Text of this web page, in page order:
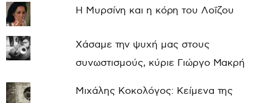
Η Μυρσίνη και η κόρη του Λοΐζου
Χάσαμε την ψυχή μας στους
συνωστισμούς, κύριε Γιώργο Μακρή
Μιχάλης Κοκολόγος: Κείμενα της